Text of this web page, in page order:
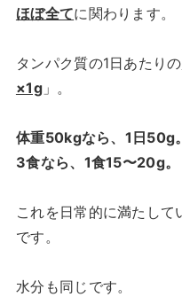
ほぼ全てに関わります。
タンパク質の1日あたりの
×1g」。
体重50kgなら、1日50g。
3食なら、1食15〜20g。
これを日常的に満たして
です。
水分も同じです。